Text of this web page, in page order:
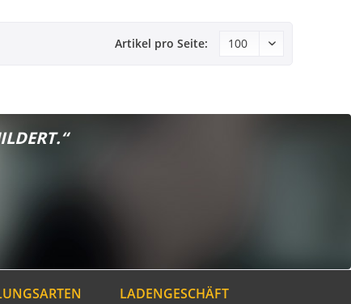
Artikel pro Seite:
LADENGESCHÄFT